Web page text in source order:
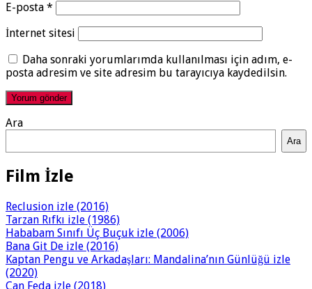
E-posta *
İnternet sitesi
Daha sonraki yorumlarımda kullanılması için adım, e-
posta adresim ve site adresim bu tarayıcıya kaydedilsin.
Ara
Ara
Film İzle
Reclusion izle (2016)
Tarzan Rıfkı izle (1986)
Hababam Sınıfı Üç Buçuk izle (2006)
Bana Git De izle (2016)
Kaptan Pengu ve Arkadaşları: Mandalina’nın Günlüğü izle
(2020)
Can Feda izle (2018)